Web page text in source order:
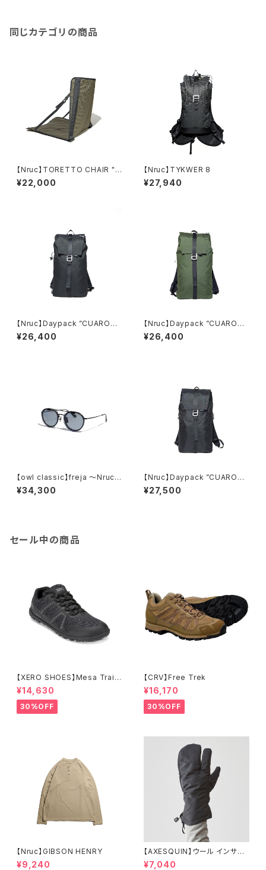
同じカテゴリの商品
【Nruc】TORETTO CHAIR "S
ub"
¥22,000
【Nruc】TYKWER 8
¥27,940
【Nruc】Daypack ”CUARO
N"/ CORDURA Black
¥26,400
【Nruc】Daypack ”CUARON"
/ CORDURA Olive Drab
¥26,400
【owl classic】freja 〜Nruc E
dition〜
¥34,300
【Nruc】Daypack ”CUARO
N"/ X-PAC Black
¥27,500
セール中の商品
【XERO SHOES】Mesa Trail
WP (ブラック)
¥14,630
30%OFF
【CRV】Free Trek
¥16,170
30%OFF
【Nruc】GIBSON HENRY
¥9,240
【AXESQUIN】ウール インサレ
ーション トリガー ミトン
¥7,040